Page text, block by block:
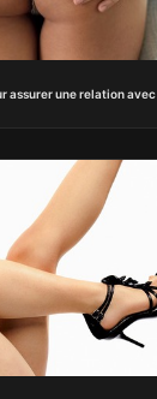
assurer une relation avec